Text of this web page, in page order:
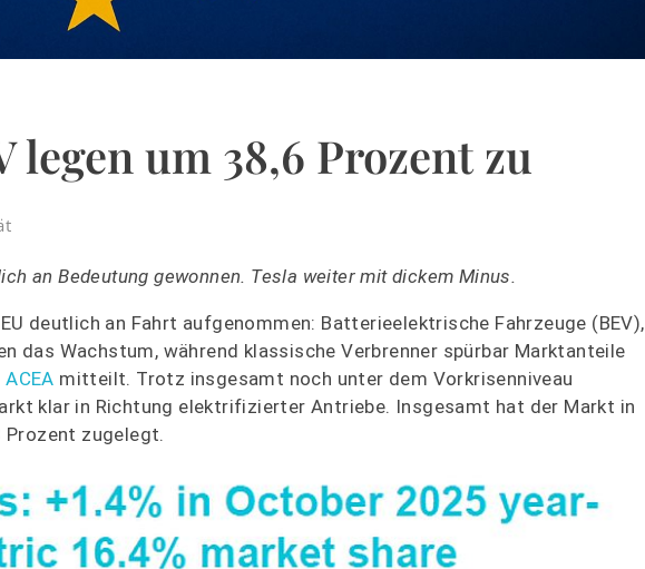
legen um 38,6 Prozent zu
an Bedeutung gewonnen. Tesla weiter mit dickem Minus.
deutlich an Fahrt aufgenommen: Batterieelektrische Fahrzeuge (BEV),
das Wachstum, während klassische Verbrenner spürbar Marktanteile
ACEA mitteilt. Trotz insgesamt noch unter dem Vorkrisenniveau
klar in Richtung elektrifizierter Antriebe. Insgesamt hat der Markt in
Prozent zugelegt.